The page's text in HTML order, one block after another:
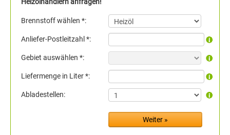
Brennstoff wählen *:
Anliefer-Postleitzahl *:
Gebiet auswählen *:
Liefermenge in Liter *:
Abladestellen: